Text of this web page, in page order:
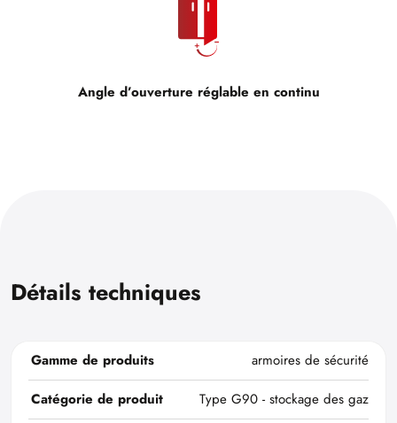
Angle d’ouverture réglable en continu
Détails techniques
Gamme de produits
armoires de sécurité
Catégorie de produit
Type G90 - stockage des gaz